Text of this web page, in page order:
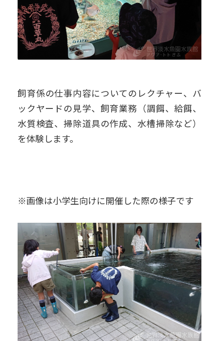
飼育係の仕事内容についてのレクチャー、バ
ックヤードの見学、飼育業務（調餌、給餌、
水質検査、掃除道具の作成、水槽掃除など）
を体験します。
※画像は小学生向けに開催した際の様子です